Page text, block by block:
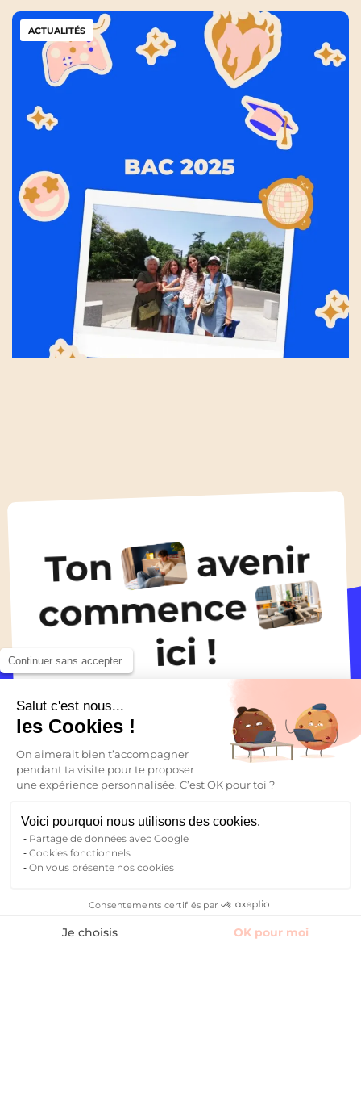
Toutes les actualités
ACTUALITÉS
Ton avenir
commence
ici !
Trouver un logement
Continuer sans accepter
Salut c'est nous...
les Cookies !
On aimerait bien t’accompagner
pendant ta visite pour te proposer
une expérience personnalisée. C’est OK pour toi ?
Voici pourquoi nous utilisons des cookies.
Partage de données avec Google
Cookies fonctionnels
On vous présente nos cookies
Consentements certifiés par
Je choisis OK pour moi